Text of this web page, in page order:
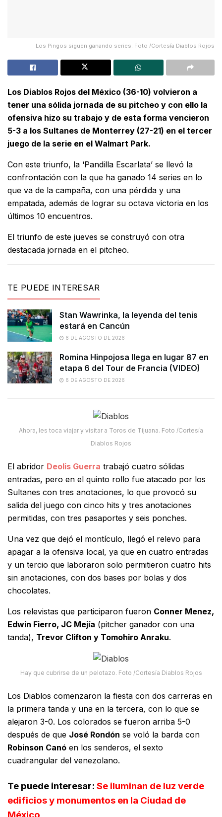
Los Pingos siguen ganando series. Foto /Cortesía Diablos Rojos
Los Diablos Rojos del México (36-10) volvieron a
tener una sólida jornada de su pitcheo y con ello la
ofensiva hizo su trabajo y de esta forma vencieron
5-3 a los Sultanes de Monterrey (27-21) en el tercer
juego de la serie en el Walmart Park.
Con este triunfo, la ‘Pandilla Escarlata’ se llevó la
confrontación con la que ha ganado 14 series en lo
que va de la campaña, con una pérdida y una
empatada, además de lograr su octava victoria en los
últimos 10 encuentros.
El triunfo de este jueves se construyó con otra
destacada jornada en el pitcheo.
TE PUEDE INTERESAR
Stan Wawrinka, la leyenda del tenis
estará en Cancún
6 DE AGOSTO DE 2026
Romina Hinpojosa llega en lugar 87 en
etapa 6 del Tour de Francia (VIDEO)
6 DE AGOSTO DE 2026
Ahora, les toca viajar y visitar a Toros de Tijuana. Foto /Cortesía
Diablos Rojos
El abridor Deolis Guerra trabajó cuatro sólidas
entradas, pero en el quinto rollo fue atacado por los
Sultanes con tres anotaciones, lo que provocó su
salida del juego con cinco hits y tres anotaciones
permitidas, con tres pasaportes y seis ponches.
Una vez que dejó el montículo, llegó el relevo para
apagar a la ofensiva local, ya que en cuatro entradas
y un tercio que laboraron solo permitieron cuatro hits
sin anotaciones, con dos bases por bolas y dos
chocolates.
Los relevistas que participaron fueron Conner Menez,
Edwin Fierro, JC Mejía (pitcher ganador con una
tanda), Trevor Clifton y Tomohiro Anraku.
Hay que cubrirse de un pelotazo. Foto /Cortesía Diablos Rojos
Los Diablos comenzaron la fiesta con dos carreras en
la primera tanda y una en la tercera, con lo que se
alejaron 3-0. Los colorados se fueron arriba 5-0
después de que José Rondón se voló la barda con
Robinson Canó en los senderos, el sexto
cuadrangular del venezolano.
Te puede interesar: Se iluminan de luz verde
edificios y monumentos en la Ciudad de
México